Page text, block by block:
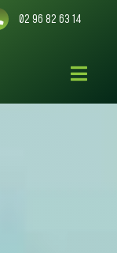
02 96 82 63 14